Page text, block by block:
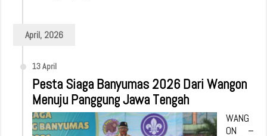
April, 2026
13 April
Pesta Siaga Banyumas 2026 Dari Wangon
Menuju Panggung Jawa Tengah
WANG
ON –